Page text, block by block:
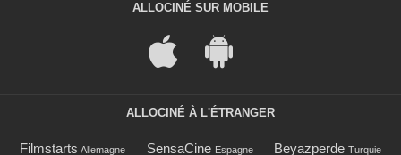
ALLOCINÉ SUR MOBILE
ALLOCINÉ À L'ÉTRANGER
Filmstarts Allemagne SensaCine Espagne Beyazperde Turquie